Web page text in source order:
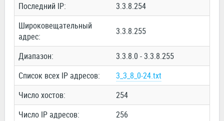
Последний IP:
3.3.8.254
Широковещательный
адрес:
3.3.8.255
Диапазон:
3.3.8.0 - 3.3.8.255
Список всех IP адресов:
3_3_8_0-24.txt
Число хостов:
254
Число IP адресов:
256